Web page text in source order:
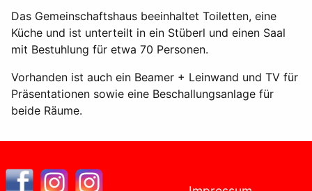
Das Gemeinschaftshaus beeinhaltet Toiletten, eine
Küche und ist unterteilt in ein Stüberl und einen Saal
mit Bestuhlung für etwa 70 Personen.
Vorhanden ist auch ein Beamer + Leinwand und TV für
Präsentationen sowie eine Beschallungsanlage für
beide Räume.